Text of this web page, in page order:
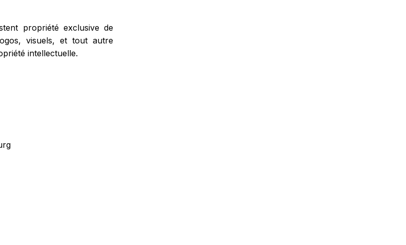
propriété exclusive de
visuels, et tout autre
intellectuelle.